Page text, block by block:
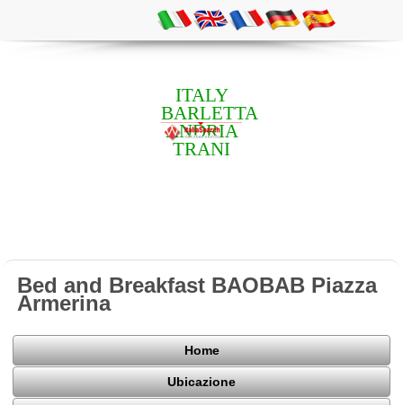
ITALY
BARLETTA
ANDRIA
TRANI
Bed and Breakfast BAOBAB Piazza
Armerina
Home
Ubicazione